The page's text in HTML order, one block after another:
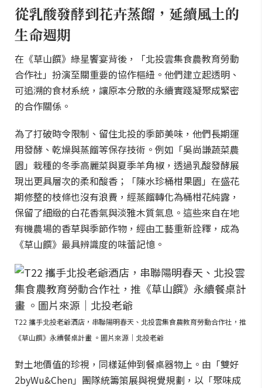
從乳酸發酵到花卉蒸餾，延續風土的
生命週期
在《草山饌》綠星饗宴背後，「北投雲集食農教育勞動
合作社」扮演至關重要的協作樞紐。他們建立起透明、
可追溯的食材系統，讓原本分散的永續實踐凝聚成緊密
的合作關係。
為了打破時令限制、留住北投的季節美味，他們長期運
用發酵、乾燥與蒸餾等保存技術。例如「吳尚謙蔬菜農
園」栽種的冬季高麗菜與夏季羊角椒，透過乳酸發酵展
現出更具層次的柔和酸香；「陳水珍桶柑果園」在盛花
期修整的枝條也沒有浪費，經蒸餾轉化為桶柑花純露，
保留了細緻的白花香氣與淡雅木質氣息。這些來自在地
有機農場的香草與季節作物，經由工藝重新詮釋，成為
《草山饌》最具辨識度的味蕾記憶。
T22 攜手北投老爺酒店，串聯陽明春天、北投雲集食農教育勞動合作社，推
《草山饌》永續餐桌計畫 。圖片來源｜北投老爺
對土地價值的珍視，同樣延伸到餐桌器物上。由「雙好
2byWu&Chen」團隊統籌策展與視覺規劃，以「聚味成